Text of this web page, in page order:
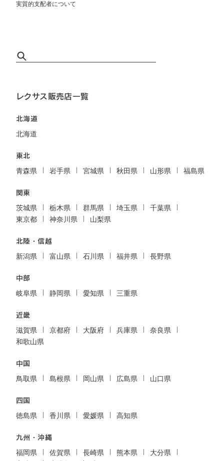
実質的支配者について
レクサス販売店一覧
北海道
北海道
東北
青森県 岩手県 宮城県 秋田県 山形県 福島県
関東
茨城県 栃木県 群馬県 埼玉県
千葉県
東京都
神奈川県 山梨県
北陸・信越
新潟県 富山県 石川県 福井県 長野県
中部
岐阜県 静岡県 愛知県 三重県
近畿
滋賀県 京都府 大阪府 兵庫県
奈良県
和歌山県
中国
鳥取県 島根県 岡山県 広島県 山口県
四国
徳島県 香川県 愛媛県 高知県
九州・沖縄
福岡県 佐賀県 長崎県 熊本県
大分県